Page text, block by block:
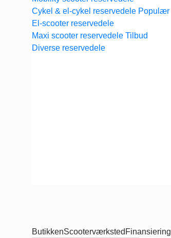
Cykel & el-cykel reservedele
El-scooter reservedele
Maxi scooter reservedele
Diverse reservedele
ButikkenScooterværksted Finansiering